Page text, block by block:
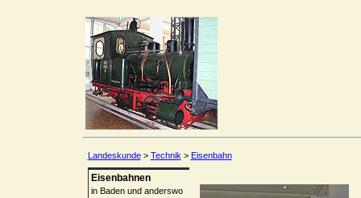
Landeskunde> Technik > Eisenbahn
Eisenbahnen
in Baden und anderswo